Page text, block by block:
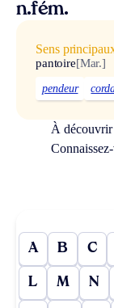
n.fém.
Sens
pantoire[Mar.]
pendeur
À découvrir
A B C
L M N